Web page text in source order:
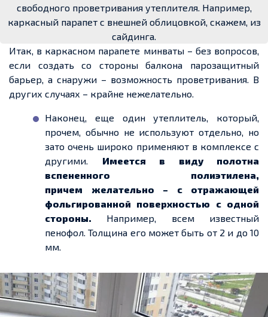
свободного проветривания утеплителя. Например,
каркасный парапет с внешней облицовкой, скажем, из
сайдинга.
Итак, в каркасном парапете минваты – без вопросов,
если создать со стороны балкона парозащитный
барьер, а снаружи – возможность проветривания. В
других случаях – крайне нежелательно.
Наконец, еще один утеплитель, который,
прочем, обычно не используют отдельно, но
зато очень широко применяют в комплексе с
другими. Имеется в виду полотна
вспененного полиэтилена,
причем желательно – с отражающей
фольгированной поверхностью с одной
стороны. Например, всем известный
пенофол. Толщина его может быть от 2 и до 10
мм.